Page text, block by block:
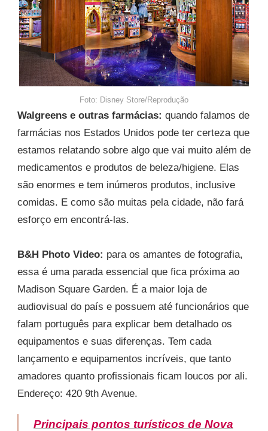
Foto: Disney Store/Reprodução
Walgreens e outras farmácias: quando falamos de
farmácias nos Estados Unidos pode ter certeza que
estamos relatando sobre algo que vai muito além de
medicamentos e produtos de beleza/higiene. Elas
são enormes e tem inúmeros produtos, inclusive
comidas. E como são muitas pela cidade, não fará
esforço em encontrá-las.
B&H Photo Video: para os amantes de fotografia,
essa é uma parada essencial que fica próxima ao
Madison Square Garden. É a maior loja de
audiovisual do país e possuem até funcionários que
falam português para explicar bem detalhado os
equipamentos e suas diferenças. Tem cada
lançamento e equipamentos incríveis, que tanto
amadores quanto profissionais ficam loucos por ali.
Endereço: 420 9th Avenue.
Principais pontos turísticos de Nova